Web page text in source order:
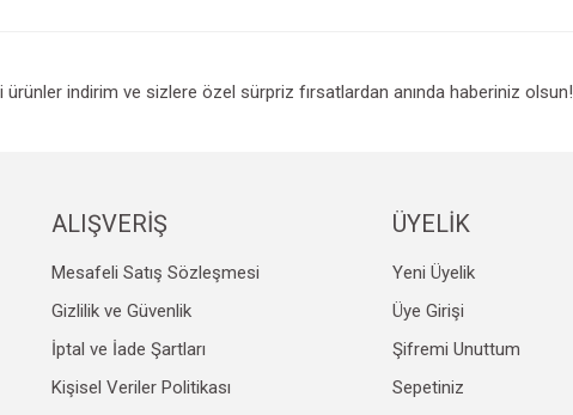
ürünler indirim ve sizlere özel sürpriz fırsatlardan anında haberiniz olsun!
ALIŞVERİŞ
Mesafeli Satış Sözleşmesi
Gizlilik ve Güvenlik
İptal ve İade Şartları
Kişisel Veriler Politikası
ÜYELİK
Yeni Üyelik
Üye Girişi
Şifremi Unuttum
Sepetiniz